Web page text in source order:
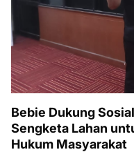
Bebie Dukung
Sengketa Lahan
Hukum Masyarakat